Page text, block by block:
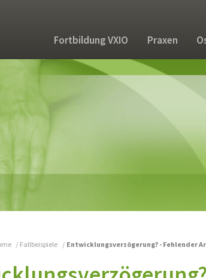
Fortbildung VXIO Praxen
Fallbeispiele Entwicklungsverzögerung? - Fehlender